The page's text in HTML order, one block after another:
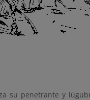
su penetrante y